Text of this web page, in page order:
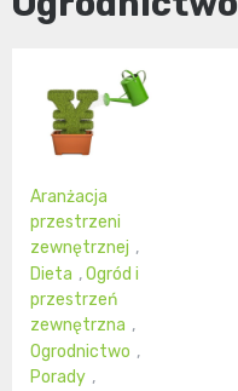
Aranżacja
przestrzeni
zewnętrznej ,
Dieta ,Ogród i
przestrzeń
zewnętrzna ,
Ogrodnictwo ,
Porady ,